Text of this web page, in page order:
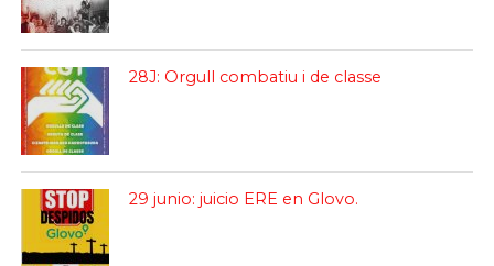
28J: Orgull combatiu i de classe
29 junio: juicio ERE en Glovo.